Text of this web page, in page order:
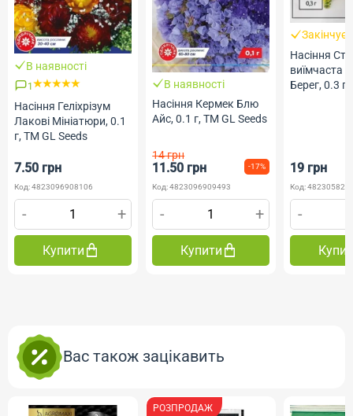
В наявності
1
Насіння Геліхрізум
Лакові Мініатюри, 0.1
г, ТМ GL Seeds
7.50 грн
Код: 4823096908106
- +
Купити
В наявності
Насіння Кермек Блю
Айс, 0.1 г, ТМ GL Seeds
14 грн
11.50 грн -17%
Код: 4823096909493
- +
Купити
Насіння
виїмчаста
Берег, 0.3 г,
19 грн
Код:
-
Вас також зацікавить
РОЗПРОДАЖ